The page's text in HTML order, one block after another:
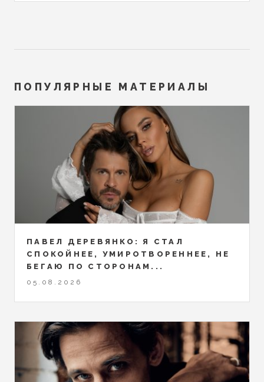
ПОПУЛЯРНЫЕ МАТЕРИАЛЫ
ПАВЕЛ ДЕРЕВЯНКО: Я СТАЛ
СПОКОЙНЕЕ, УМИРОТВОРЕННЕЕ, НЕ
БЕГАЮ ПО СТОРОНАМ...
05.08.2026